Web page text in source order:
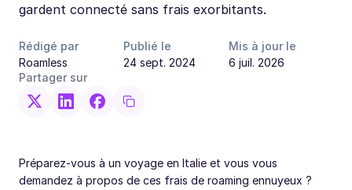
gardent connecté sans frais exorbitants.
Rédigé par
Roamless
Publié le
24 sept. 2024
Mis à jour le
6 juil. 2026
Partager sur
Préparez-vous à un voyage en Italie et vous vous
demandez à propos de ces frais de roaming ennuyeux ?